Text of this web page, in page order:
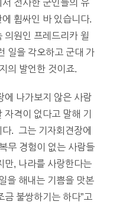
전사한 군인들의 유
휩싸인 바 있습니다.
의원인 프레드리카 윌
일을 각오하고 군대 가
의 발언한 것이죠.
에 나가보지 않은 사람
격이 없다고 말해 기
. 그는 기자회견장에
무 경험이 없는 사람들
만, 나라를 사랑한다는
을 해내는 기쁨을 맛본
금 불쌍하기는 하다”고